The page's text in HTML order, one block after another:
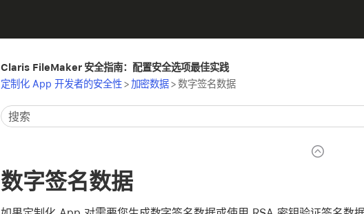
Claris FileMaker 安全指南：配置安全选项最佳实践
定制化 App 开发者的安全性 >加密数据>数字签名数据
数字签名数据